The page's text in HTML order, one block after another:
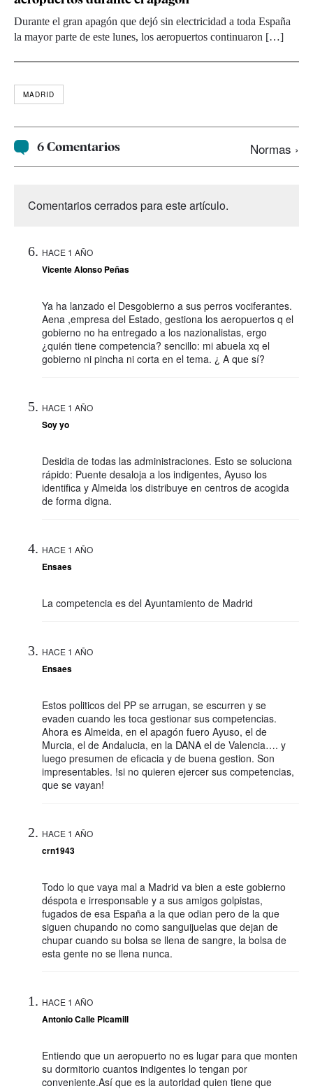
Durante el gran apagón que dejó sin electricidad a toda España
la mayor parte de este lunes, los aeropuertos continuaron […]
MADRID
6 Comentarios Normas ›
Comentarios cerrados para este artículo.
HACE 1 AÑO
Vicente Alonso Peñas
Ya ha lanzado el Desgobierno a sus perros vociferantes.
Aena ,empresa del Estado, gestiona los aeropuertos q el
gobierno no ha entregado a los nazionalistas, ergo
¿quién tiene competencia? sencillo: mi abuela xq el
gobierno ni pincha ni corta en el tema. ¿ A que sí?
HACE 1 AÑO
Soy yo
Desidia de todas las administraciones. Esto se soluciona
rápido: Puente desaloja a los indigentes, Ayuso los
identifica y Almeida los distribuye en centros de acogida
de forma digna.
HACE 1 AÑO
Ensaes
La competencia es del Ayuntamiento de Madrid
HACE 1 AÑO
Ensaes
Estos politicos del PP se arrugan, se escurren y se
evaden cuando les toca gestionar sus competencias.
Ahora es Almeida, en el apagón fuero Ayuso, el de
Murcia, el de Andalucia, en la DANA el de Valencia…. y
luego presumen de eficacia y de buena gestion. Son
impresentables. !si no quieren ejercer sus competencias,
que se vayan!
HACE 1 AÑO
crn1943
Todo lo que vaya mal a Madrid va bien a este gobierno
déspota e irresponsable y a sus amigos golpistas,
fugados de esa España a la que odian pero de la que
siguen chupando no como sanguijuelas que dejan de
chupar cuando su bolsa se llena de sangre, la bolsa de
esta gente no se llena nunca.
HACE 1 AÑO
Antonio Calle Picamill
Entiendo que un aeropuerto no es lugar para que monten
su dormitorio cuantos indigentes lo tengan por
conveniente.Así que es la autoridad quien tiene que